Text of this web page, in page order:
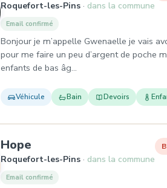
Roquefort-les-Pins dans la commune
Email confirmé
Bonjour je m’appelle Gwenaelle je vais
pour me faire un peu d’argent de poche
enfants de bas âg…
Véhicule Bain Devoirs
Hope , Baby-sitter à
Roquefort-les-Pins dans la commune
Email confirmé